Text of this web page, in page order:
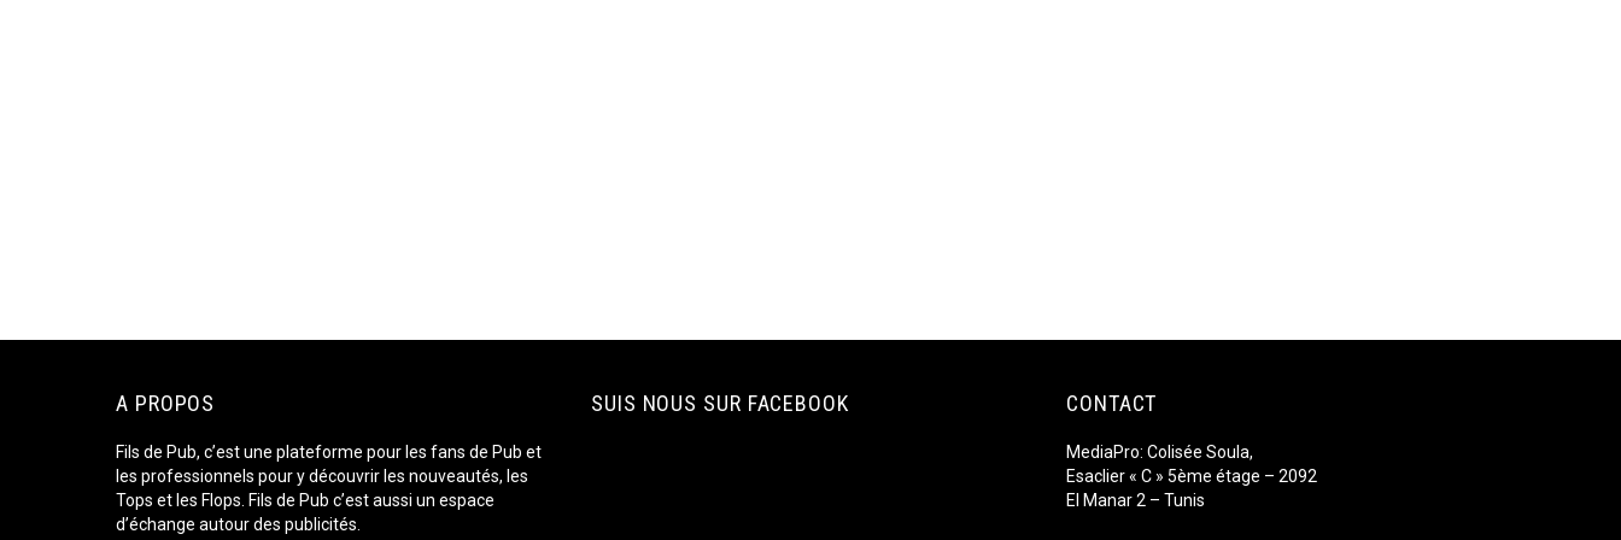
A PROPOS
Fils de Pub, c’est une plateforme pour les fans de Pub et
les professionnels pour y découvrir les nouveautés, les
Tops et les Flops. Fils de Pub c’est aussi un espace
d’échange autour des publicités.
SUIS NOUS SUR FACEBOOK CONTACT
MediaPro: Colisée Soula,
Esaclier « C » 5ème étage – 2092
El Manar 2 – Tunis